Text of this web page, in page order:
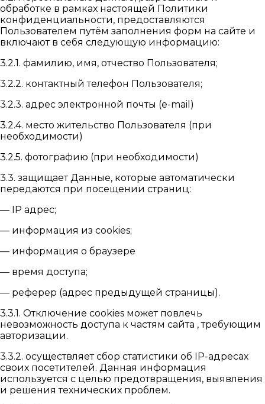
обработке в рамках настоящей Политики
конфиденциальности, предоставляются
Пользователем путём заполнения форм на сайте и
включают в себя следующую информацию:
3.2.1. фамилию, имя, отчество Пользователя;
3.2.2. контактный телефон Пользователя;
3.2.3. адрес электронной почты (e-mail)
3.2.4. место жительство Пользователя (при
необходимости)
3.2.5. фотографию (при необходимости)
3.3. защищает Данные, которые автоматически
передаются при посещении страниц:
— IP адрес;
— информация из cookies;
— информация о браузере
— время доступа;
— реферер (адрес предыдущей страницы).
3.3.1. Отключение cookies может повлечь
невозможность доступа к частям сайта , требующим
авторизации.
3.3.2. осуществляет сбор статистики об IP-адресах
своих посетителей. Данная информация
используется с целью предотвращения, выявления
и решения технических проблем.